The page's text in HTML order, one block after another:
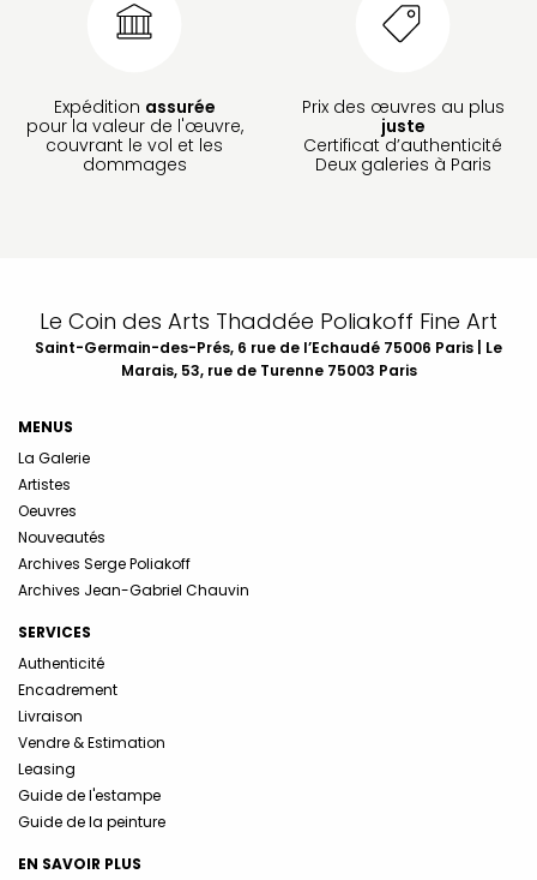
Expédition assurée
pour la valeur de l'œuvre,
couvrant le vol et les
dommages
Prix des œuvres au plus
juste
Certificat d’authenticité
Deux galeries à Paris
Le Coin des Arts Thaddée Poliakoff Fine Art
Saint-Germain-des-Prés, 6 rue de l’Echaudé 75006 Paris | Le
Marais, 53, rue de Turenne 75003 Paris
MENUS
La Galerie
Artistes
Oeuvres
Nouveautés
Archives Serge Poliakoff
Archives Jean-Gabriel Chauvin
SERVICES
Authenticité
Encadrement
Livraison
Vendre & Estimation
Leasing
Guide de l'estampe
Guide de la peinture
EN SAVOIR PLUS